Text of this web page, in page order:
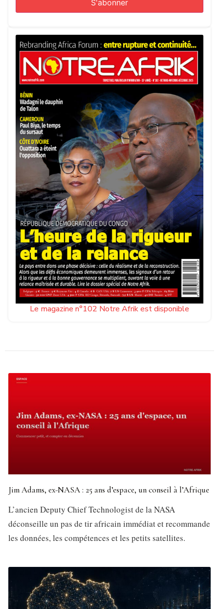
Le magazine n°102 Notre Afrik est disponible
Jim Adams, ex-NASA : 25 ans d’espace, un conseil à l’Afrique
L’ancien Deputy Chief Technologist de la NASA
déconseille un pas de tir africain immédiat et recommande
les données, les compétences et les petits satellites.